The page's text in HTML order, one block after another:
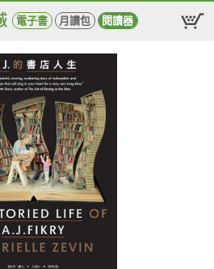
電子書 月讀包 閱讀器